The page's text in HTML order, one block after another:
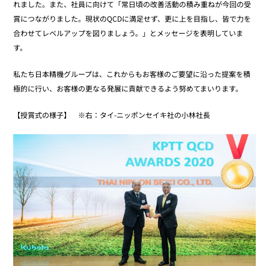
れました。また、社員に向けて「常日頃の改善活動の積み重ねが今回の受
賞につながりました。現状のQCDに満足せず、更に上を目指し、皆で力を
合わせてレベルアップを図りましょう。」とメッセージを表明していま
す。
私たち日本精機グループは、これからもお客様のご要望に沿った提案を積
極的に行い、お客様の更なる発展に貢献できるよう努めてまいります。
【授賞式の様子】 ※右：タイ-ニッポンセイキ社の小林社長